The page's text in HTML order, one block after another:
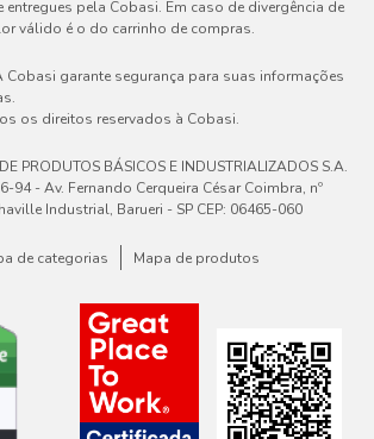
pela Cobasi. Em caso de divergência de
válido é o do carrinho de compras.
Cobasi garante segurança para suas informações
os direitos reservados à Cobasi.
PRODUTOS BÁSICOS E INDUSTRIALIZADOS S.A.
94 - Av. Fernando Cerqueira César Coimbra, nº
Industrial, Barueri - SP CEP: 06465-060
de categorias Mapa de produtos